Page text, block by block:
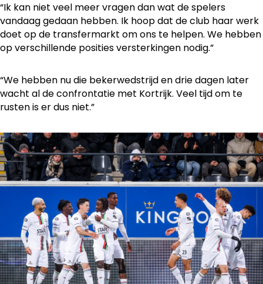
“Ik kan niet veel meer vragen dan wat de spelers
vandaag gedaan hebben. Ik hoop dat de club haar werk
doet op de transfermarkt om ons te helpen. We hebben
op verschillende posities versterkingen nodig.”
“We hebben nu die bekerwedstrijd en drie dagen later
wacht al de confrontatie met Kortrijk. Veel tijd om te
rusten is er dus niet.”